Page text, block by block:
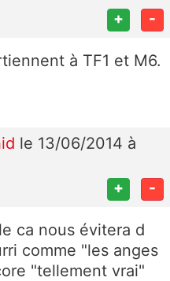
+ -
à TF1 et M6.
le 13/06/2014 à
+ -
ca nous évitera d
comme "les anges
"tellement vrai"